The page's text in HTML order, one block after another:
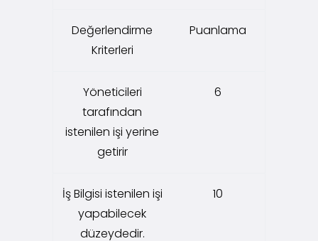
Değerlendirme
Kriterleri
Puanlama
Yöneticileri
tarafından
istenilen işi yerine
getirir
6
İş Bilgisi istenilen işi
yapabilecek
düzeydedir.
10